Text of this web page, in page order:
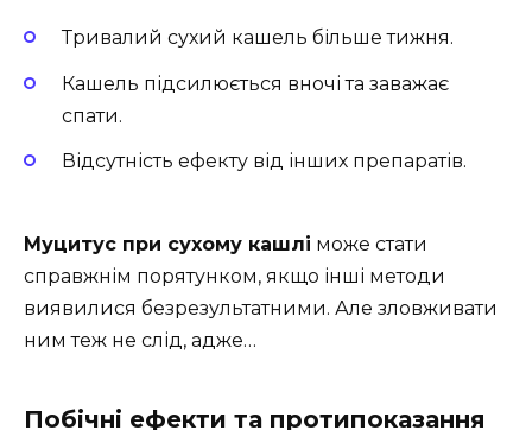
Тривалий сухий кашель більше тижня.
Кашель підсилюється вночі та заважає
спати.
Відсутність ефекту від інших препаратів.
Муцитус при сухому кашлі може стати
справжнім порятунком, якщо інші методи
виявилися безрезультатними. Але зловживати
ним теж не слід, адже…
Побічні ефекти та протипоказання